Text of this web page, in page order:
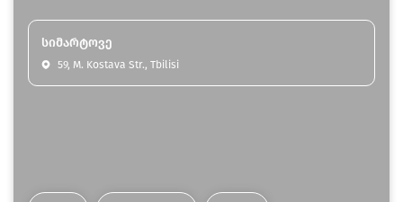
სიმარტოვე
59, M. Kostava Str., Tbilisi